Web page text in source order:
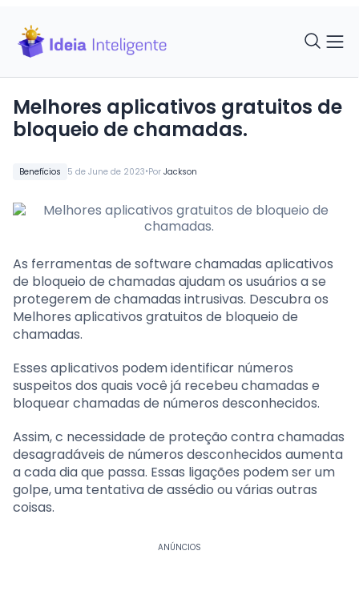
Benefícios 5 de June de 2023•Por Jackson
Melhores aplicativos gratuitos de
bloqueio de chamadas.
As ferramentas de software chamadas aplicativos
de bloqueio de chamadas ajudam os usuários a se
protegerem de chamadas intrusivas. Descubra os
Melhores aplicativos gratuitos de bloqueio de
chamadas.
Esses aplicativos podem identificar números
suspeitos dos quais você já recebeu chamadas e
bloquear chamadas de números desconhecidos.
Assim, c necessidade de proteção contra chamadas
desagradáveis ​​de números desconhecidos aumenta
a cada dia que passa. Essas ligações podem ser um
golpe, uma tentativa de assédio ou várias outras
coisas.
ANÚNCIOS